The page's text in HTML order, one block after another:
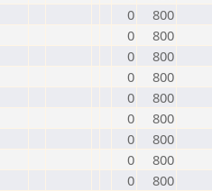
0
800
0
800
0
800
0
800
0
800
0
800
0
800
0
800
0
800